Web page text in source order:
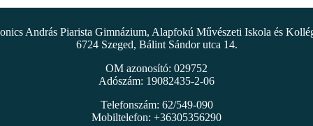
András Piarista Gimnázium, Alapfokú Művészeti Iskola és
6724 Szeged, Bálint Sándor utca 14.
OM azonosító: 029752
Adószám: 19082435-2-06
Telefonszám: 62/549-090
Mobiltelefon: +36305356290